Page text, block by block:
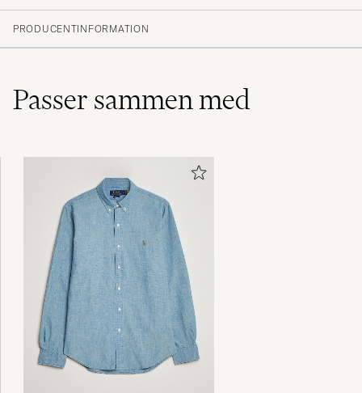
(24)
(1)
Dyra men hållbara och otroligt bekväma.
Mjuka med skonsam resår. Köper år efter år.
PETRI K KØBTE 2024-07-08 PÅ CAREOFCARL.SE
Bra passform, håller även efter tvätt och - i
mitt tycke - lagom höga
TORBJÖRN E
KØBTE 2022-04-29 PÅ CAREOFCARL.SE
PRODUCENTINFORMATION
Passer sammen med